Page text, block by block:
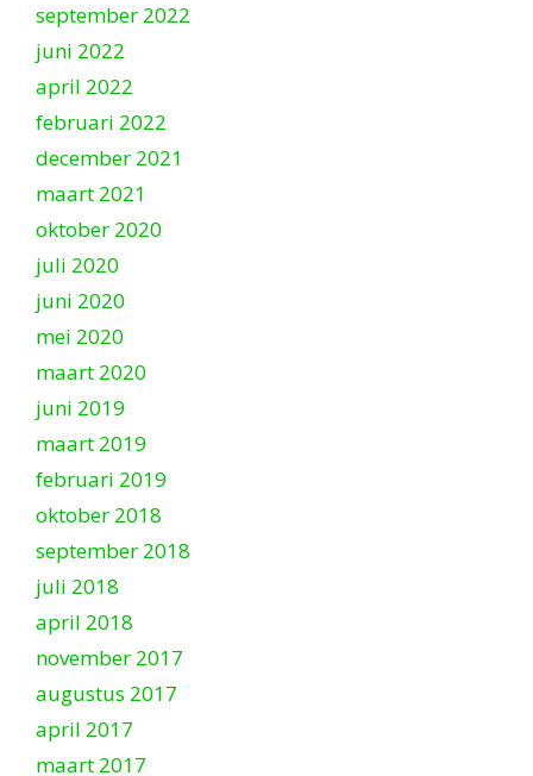
september 2022
juni 2022
april 2022
februari 2022
december 2021
maart 2021
oktober 2020
juli 2020
juni 2020
mei 2020
maart 2020
juni 2019
maart 2019
februari 2019
oktober 2018
september 2018
juli 2018
april 2018
november 2017
augustus 2017
april 2017
maart 2017